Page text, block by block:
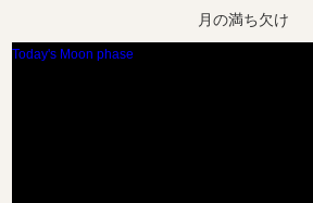
月の満ち欠け
Today's Moon phase